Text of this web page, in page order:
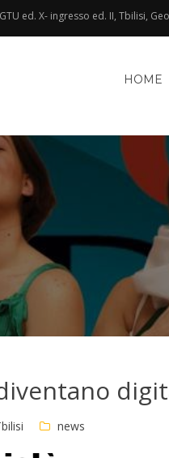
ed. X- ingresso ed. II, Tbilisi,
HOME
news